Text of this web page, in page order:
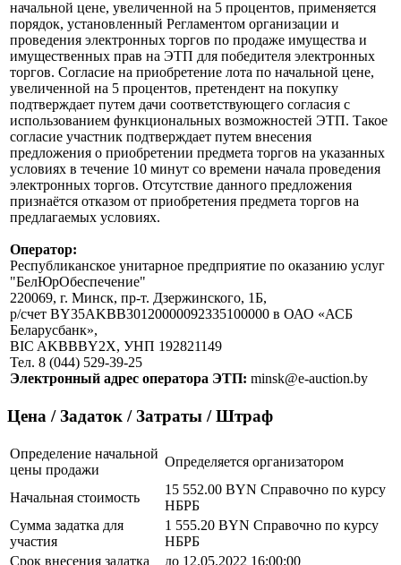
начальной цене, увеличенной на 5 процентов, применяется
порядок, установленный Регламентом организации и
проведения электронных торгов по продаже имущества и
имущественных прав на ЭТП для победителя электронных
торгов. Согласие на приобретение лота по начальной цене,
увеличенной на 5 процентов, претендент на покупку
подтверждает путем дачи соответствующего согласия с
использованием функциональных возможностей ЭТП. Такое
согласие участник подтверждает путем внесения
предложения о приобретении предмета торгов на указанных
условиях в течение 10 минут со времени начала проведения
электронных торгов. Отсутствие данного предложения
признаётся отказом от приобретения предмета торгов на
предлагаемых условиях.
Оператор:
Республиканское унитарное предприятие по оказанию услуг
"БелЮрОбеспечение"
220069, г. Минск, пр-т. Дзержинского, 1Б,
р/счет BY35AKBB30120000092335100000 в ОАО «АСБ
Беларусбанк»,
BIC AKBBBY2X, УНП 192821149
Тел. 8 (044) 529-39-25
Электронный адрес оператора ЭТП: minsk@e-auction.by
Цена / Задаток / Затраты / Штраф
Определение начальной
цены продажи
Определяется организатором
Начальная стоимость
15 552.00 BYN Справочно по курсу
НБРБ
Сумма задатка для
участия
1 555.20 BYN Справочно по курсу
НБРБ
Срок внесения задатка
до 12.05.2022 16:00:00